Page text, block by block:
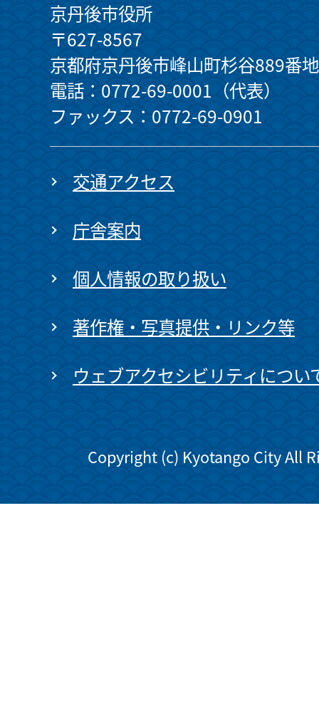
京丹後市役所
〒627-8567
京都府京丹後市峰山町杉谷889番地
電話：0772-69-0001（代表）
ファックス：0772-69-0901
交通アクセス
庁舎案内
個人情報の取り扱い
著作権・写真提供・リンク等
ウェブアクセシビリティについ
Copyright (c) Kyotango City All